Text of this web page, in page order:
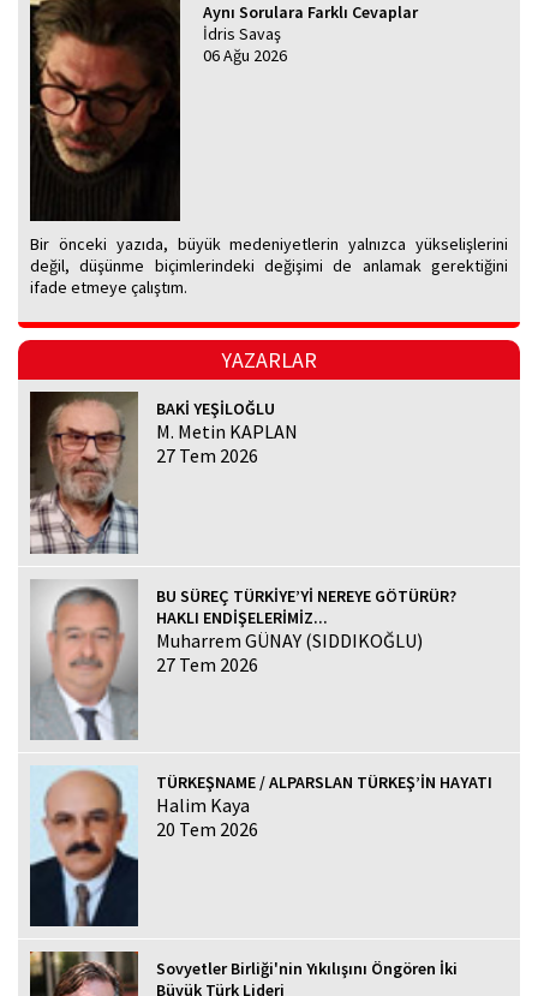
Aynı Sorulara Farklı Cevaplar
İdris Savaş
06 Ağu 2026
Bir önceki yazıda, büyük medeniyetlerin yalnızca yükselişlerini
değil, düşünme biçimlerindeki değişimi de anlamak gerektiğini
ifade etmeye çalıştım.
YAZARLAR
BAKİ YEŞİLOĞLU
M. Metin KAPLAN
27 Tem 2026
BU SÜREÇ TÜRKİYE’Yİ NEREYE GÖTÜRÜR?
HAKLI ENDİŞELERİMİZ...
Muharrem GÜNAY (SIDDIKOĞLU)
27 Tem 2026
TÜRKEŞNAME / ALPARSLAN TÜRKEŞ’İN HAYATI
Halim Kaya
20 Tem 2026
Sovyetler Birliği'nin Yıkılışını Öngören İki
Büyük Türk Lideri